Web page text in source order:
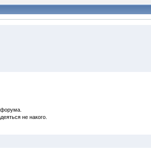
не накого.